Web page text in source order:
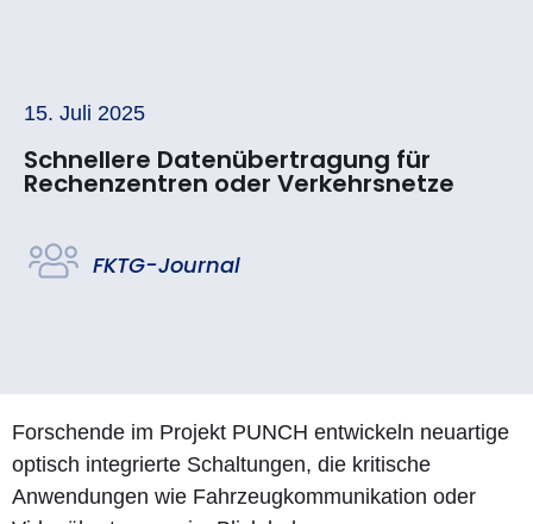
15. Juli 2025
Schnellere Datenübertragung für
Rechenzentren oder Verkehrsnetze
FKTG-Journal
Forschende im Projekt PUNCH entwickeln neuartige
optisch integrierte Schaltungen, die kritische
Anwendungen wie Fahrzeugkommunikation oder